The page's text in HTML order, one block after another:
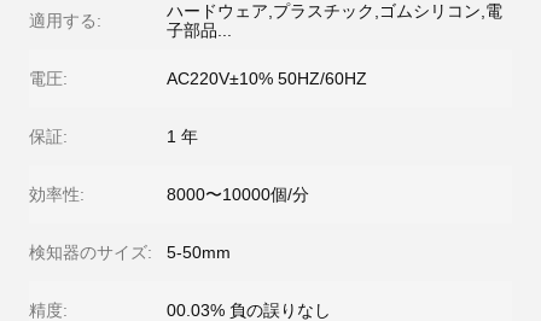
適用する:
ハードウェア,プラスチック,ゴムシリコン,電
子部品...
電圧: AC220V±10% 50HZ/60HZ
保証: 1 年
効率性: 8000〜10000個/分
検知器のサイズ: 5-50mm
精度: 00.03% 負の誤りなし